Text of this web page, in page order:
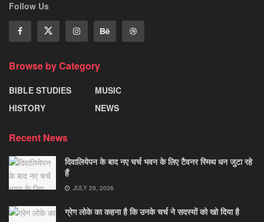
Follow Us
Browse by Category
BIBLE STUDIES
HISTORY
MUSIC
NEWS
Recent News
दिवालियेपन के बाद नए चर्च भवन के लिए टैवनर स्मिथ धन जुटा रहे
हैं
JULY 29, 2026
ग्रेग लोके का कहना है कि उनके चर्च ने सदस्यों को खो दिया है